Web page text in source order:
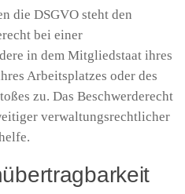
die DSGVO steht den
bei einer
in dem Mitgliedstaat ihres
Arbeitsplatzes oder des
zu. Das Beschwerderecht
verwaltungsrechtlicher